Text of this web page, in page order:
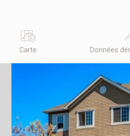
Carte Données